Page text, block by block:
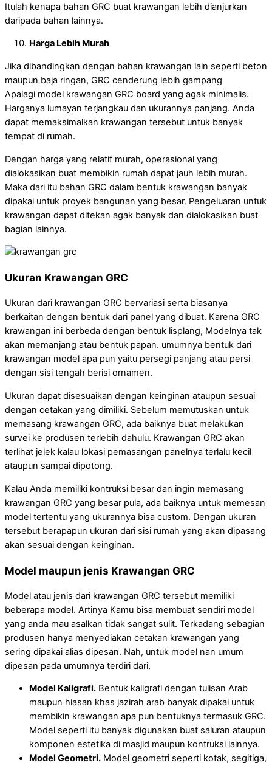
Itulah kenapa bahan GRC buat krawangan lebih dianjurkan
daripada bahan lainnya.
Harga Lebih Murah
Jika dibandingkan dengan bahan krawangan lain seperti beton
maupun baja ringan, GRC cenderung lebih gampang
Apalagi model krawangan GRC board yang agak minimalis.
Harganya lumayan terjangkau dan ukurannya panjang. Anda
dapat memaksimalkan krawangan tersebut untuk banyak
tempat di rumah.
Dengan harga yang relatif murah, operasional yang
dialokasikan buat membikin rumah dapat jauh lebih murah.
Maka dari itu bahan GRC dalam bentuk krawangan banyak
dipakai untuk proyek bangunan yang besar. Pengeluaran untuk
krawangan dapat ditekan agak banyak dan dialokasikan buat
bagian lainnya.
Ukuran Krawangan GRC
Ukuran dari krawangan GRC bervariasi serta biasanya
berkaitan dengan bentuk dari panel yang dibuat. Karena GRC
krawangan ini berbeda dengan bentuk lisplang, Modelnya tak
akan memanjang atau bentuk papan. umumnya bentuk dari
krawangan model apa pun yaitu persegi panjang atau persi
dengan sisi tengah berisi ornamen.
Ukuran dapat disesuaikan dengan keinginan ataupun sesuai
dengan cetakan yang dimiliki. Sebelum memutuskan untuk
memasang krawangan GRC, ada baiknya buat melakukan
survei ke produsen terlebih dahulu. Krawangan GRC akan
terlihat jelek kalau lokasi pemasangan panelnya terlalu kecil
ataupun sampai dipotong.
Kalau Anda memiliki kontruksi besar dan ingin memasang
krawangan GRC yang besar pula, ada baiknya untuk memesan
model tertentu yang ukurannya bisa custom. Dengan ukuran
tersebut berapapun ukuran dari sisi rumah yang akan dipasang
akan sesuai dengan keinginan.
Model maupun jenis Krawangan GRC
Model atau jenis dari krawangan GRC tersebut memiliki
beberapa model. Artinya Kamu bisa membuat sendiri model
yang anda mau asalkan tidak sangat sulit. Terkadang sebagian
produsen hanya menyediakan cetakan krawangan yang
sering dipakai alias dipesan. Nah, untuk model nan umum
dipesan pada umumnya terdiri dari.
Model Kaligrafi. Bentuk kaligrafi dengan tulisan Arab
maupun hiasan khas jazirah arab banyak dipakai untuk
membikin krawangan apa pun bentuknya termasuk GRC.
Model seperti itu banyak digunakan buat saluran ataupun
komponen estetika di masjid maupun kontruksi lainnya.
Model Geometri. Model geometri seperti kotak, segitiga,